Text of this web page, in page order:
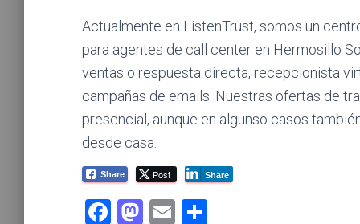
Actualmente en ListenTrust, somos un
para agentes de call center en Hermosillo
ventas o respuesta directa, recepcionista
campañas de emails. Nuestras ofertas de
presencial, aunque en algunso casos
desde casa.
Share Post Share
F
M E